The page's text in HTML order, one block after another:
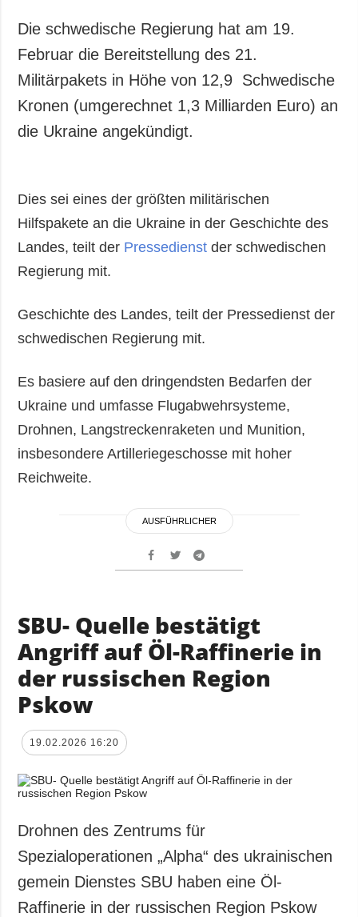
Die schwedische Regierung hat am 19.
Februar die Bereitstellung des 21.
Militärpakets in Höhe von 12,9 Schwedische
Kronen (umgerechnet 1,3 Milliarden Euro) an
die Ukraine angekündigt.
Dies sei eines der größten militärischen
Hilfspakete an die Ukraine in der Geschichte des
Landes, teilt der Pressedienstder schwedischen
Regierung mit.
Geschichte des Landes, teilt der Pressedienst der
schwedischen Regierung mit.
Es basiere auf den dringendsten Bedarfen der
Ukraine und umfasse Flugabwehrsysteme,
Drohnen, Langstreckenraketen und Munition,
insbesondere Artilleriegeschosse mit hoher
Reichweite.
AUSFÜHRLICHER
SBU- Quelle bestätigt
Angriff auf Öl-Raffinerie in
der russischen Region
Pskow
19.02.2026 16:20
Drohnen des Zentrums für
Spezialoperationen „Alpha“ des ukrainischen
gemein Dienstes SBU haben eine Öl-
Raffinerie in der russischen Region Pskow